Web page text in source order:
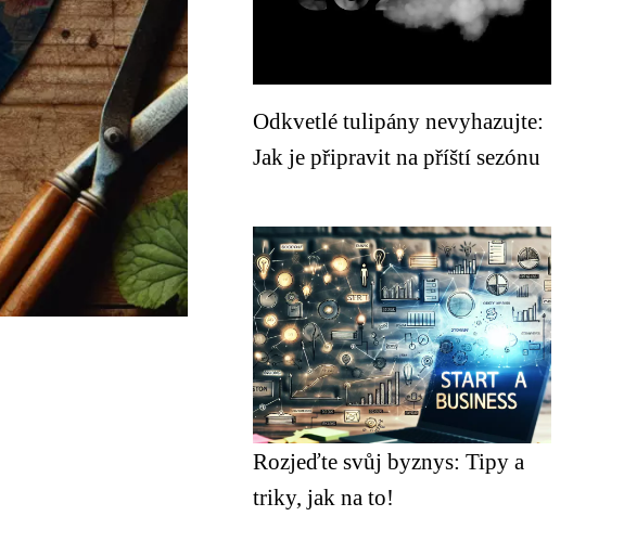
Odkvetlé tulipány nevyhazujte:
Jak je připravit na příští sezónu
Rozjeďte svůj byznys: Tipy a
triky, jak na to!